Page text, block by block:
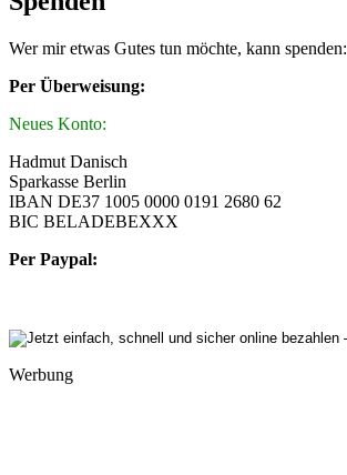
Wer mir etwas Gutes tun möchte, kann spenden:
Per Überweisung:
Neues Konto:
Hadmut Danisch
Sparkasse Berlin
IBAN DE37 1005 0000 0191 2680 62
BIC BELADEBEXXX
Per Paypal:
Werbung